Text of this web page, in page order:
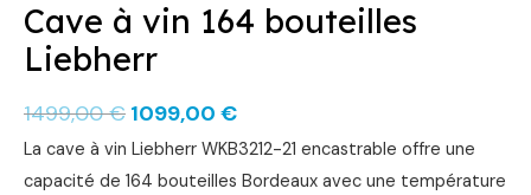
Cave à vin 164 bouteilles
Liebherr
1499,00€ 1099,00 €
La cave à vin Liebherr WKB3212-21 encastrable offre une
capacité de 164 bouteilles Bordeaux avec une température